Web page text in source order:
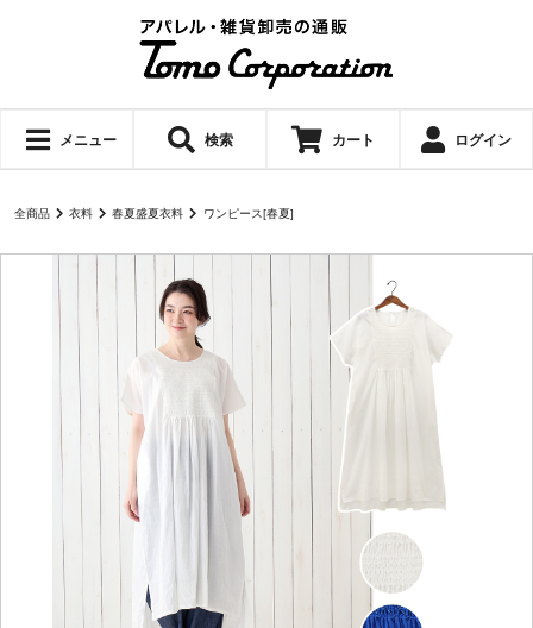
メニュー 検索 カート ログイン
全商品 衣料 春夏盛夏衣料 ワンピース[春夏]